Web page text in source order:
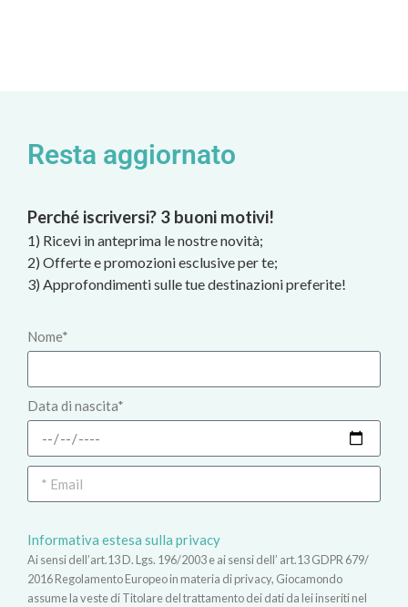
Resta aggiornato
Perché iscriversi? 3 buoni motivi!
1) Ricevi in anteprima le nostre novità;
2) Offerte e promozioni esclusive per te;
3) Approfondimenti sulle tue destinazioni preferite!
Nome*
Data di nascita*
Informativa estesa sulla privacy
Ai sensi dell’art.13 D. Lgs. 196/2003 e ai sensi dell’ art.13 GDPR 679/
2016 Regolamento Europeo in materia di privacy, Giocamondo
assume la veste di Titolare del trattamento dei dati da lei inseriti nel